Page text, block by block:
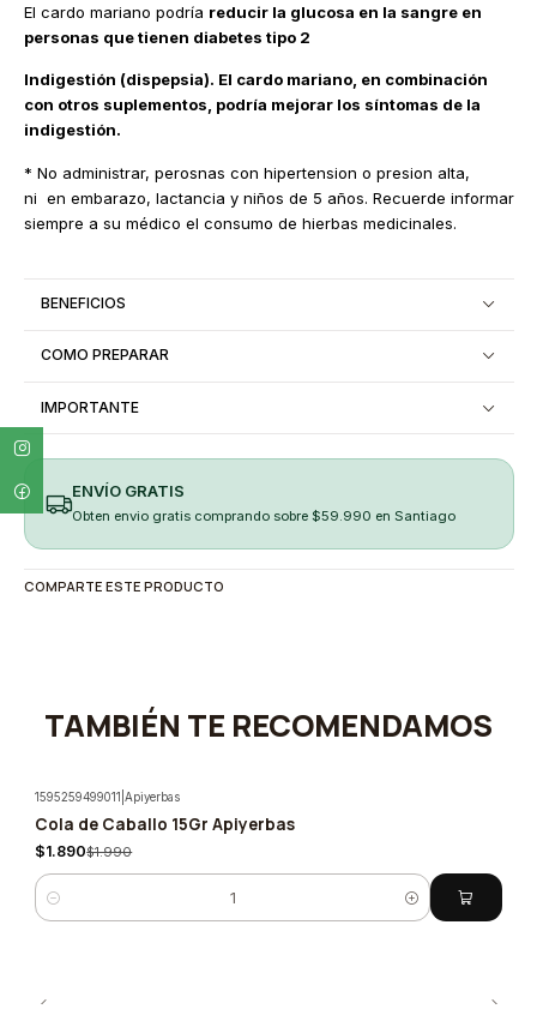
El cardo mariano podría reducir la glucosa en la sangre en
personas que tienen diabetes tipo 2
Indigestión (dispepsia). El cardo mariano, en combinación
con otros suplementos, podría mejorar los síntomas de la
indigestión.
* No administrar, perosnas con hipertension o presion alta,
ni en embarazo, lactancia y niños de 5 años. Recuerde informar
siempre a su médico el consumo de hierbas medicinales.
BENEFICIOS
COMO PREPARAR
IMPORTANTE
ENVÍO GRATIS
Obten envio gratis comprando sobre $59.990 en Santiago
COMPARTE ESTE PRODUCTO
TAMBIÉN TE RECOMENDAMOS
-5%
1595259499011 |Apiyerbas
Cola de Caballo 15Gr Apiyerbas
$1.890$1.990
Cantidad